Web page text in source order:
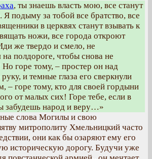
, ты знаешь власть мою, все станут
Я подыму за тобой все братство, все
в церквях станут взывать к
ножи, все города откроют
же твердо и смело, не
на полдороге, чтобы снова не
Но горе тому, – простер он над
и темные глаза его сверкнули
– горе тому, кто для своей гордыни
от малых сих! Горе тебе, если в
забудешь народ и веру…»
слова Могилы и свою
митрополиту Хмельницкий часто
они как бы озаряют ему его
историческую дорогу. Будучи уже